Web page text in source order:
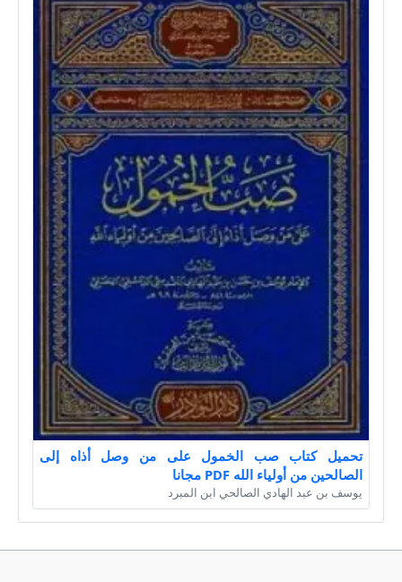
تحميل كتاب صب الخمول على من وصل أذاه إلى
الصالحين من أولياء الله PDF مجانا
يوسف بن عبد الهادي الصالحي ابن المبرد